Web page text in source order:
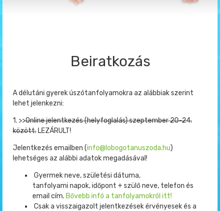
Beiratkozás
A délutáni gyerek úszótanfolyamokra az alábbiak szerint
lehet jelenkezni:
1. >>Online jelentkezés (helyfoglalás) szeptember 20-24.
között. LEZÁRULT!
Jelentkezés emailben (info@ lobogotanuszoda.hu)
lehetséges az alábbi adatok megadásával!
Gyermek neve, születési dátuma,
tanfolyami napok, időpont + szülő neve, telefon és
email cím. Bővebb infó a tanfolyamokról itt!
Csak a visszaigazolt jelentkezések érvényesek és a